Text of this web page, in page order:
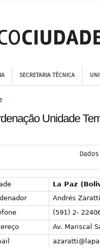
SECRETARIA TÉCNICA
Unidade
La Paz
Andrés
(591) 2-
Av. Mariscal